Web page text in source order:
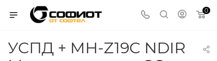
0
УСПД + MH-Z19C NDIR